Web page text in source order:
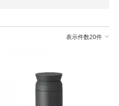
表示件数20件